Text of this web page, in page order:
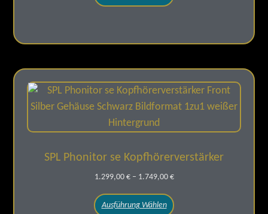
SPL Phonitor se Kopfhörerverstärker
1.299,00 € – 1.749,00 €
Ausführung Wählen